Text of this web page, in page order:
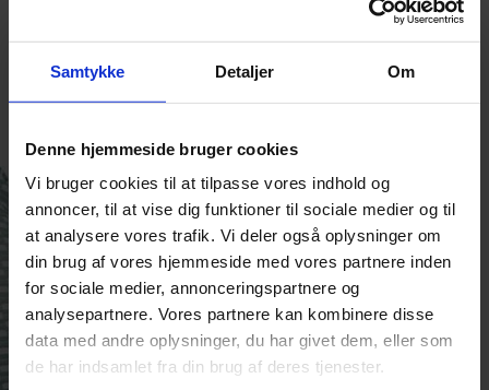
Samtykke Detaljer Om
Denne hjemmeside bruger cookies
Vi bruger cookies til at tilpasse vores indhold og
annoncer, til at vise dig funktioner til sociale medier og til
at analysere vores trafik. Vi deler også oplysninger om
din brug af vores hjemmeside med vores partnere inden
for sociale medier, annonceringspartnere og
analysepartnere. Vores partnere kan kombinere disse
data med andre oplysninger, du har givet dem, eller som
de har indsamlet fra din brug af deres tjenester.